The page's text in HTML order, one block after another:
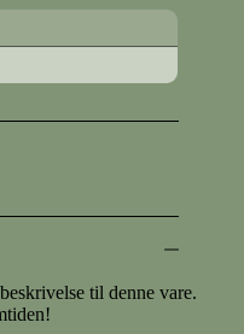
til denne vare.